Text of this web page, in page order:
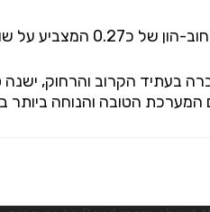
בעתיד הקרוב והרחוק,
הטובה והנוחה ביותר